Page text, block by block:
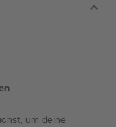
um deine